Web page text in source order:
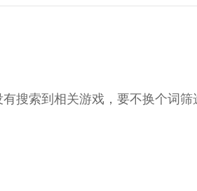
搜索到相关游戏，要不换个词筛